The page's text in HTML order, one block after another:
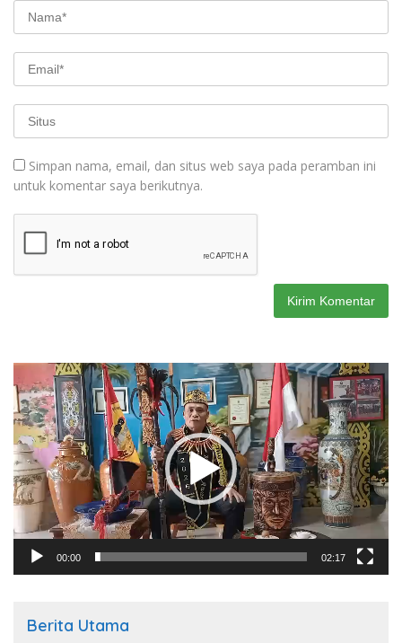
Simpan nama, email, dan situs web saya pada peramban ini
untuk komentar saya berikutnya.
Pemutar
Video
00:00 02:17
Berita Utama